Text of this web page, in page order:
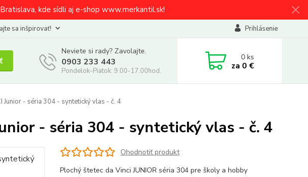
kde sídli aj e-shop www.merkantil.sk!
sa inšpirovať! Prihlásenie
Neviete si rady? Zavolajte.
0903 233 443
Pondelok-Piatok: 9.00-17.00hod.
0ks
za 0 €
Junior - séria 304 - syntetický vlas - č. 4
- séria 304 - syntetický vlas - č. 4
Ohodnotiť produkt
Plochý štetec da Vinci JUNIOR séria 304 pre školy a hobby